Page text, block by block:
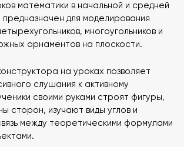
математики в начальной и средней
для моделирования
многоугольников и
орнаментов на плоскости.
на уроках позволяет
слушания к активному
своими руками строят фигуры,
сторон, изучают виды углов и
между теоретическими формулами